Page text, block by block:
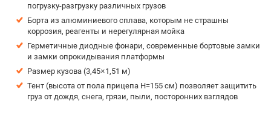
погрузку-разгрузку различных грузов
Борта из алюминиевого сплава, которым не страшны
коррозия, реагенты и нерегулярная мойка
Герметичные диодные фонари, современные бортовые замки
и замки опрокидывания платформы
Размер кузова (3,45×1,51 м)
Тент (высота от пола прицепа H=155 см) позволяет защитить
груз от дождя, снега, грязи, пыли, посторонних взглядов